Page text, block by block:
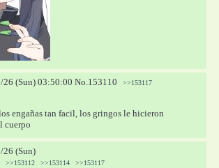
26 (Sun) 03:50:00 No.153110 >>153117
engañas tan facil, los gringos le hicieron
cuerpo
26 (Sun)
>>153112 >>153114 >>153117